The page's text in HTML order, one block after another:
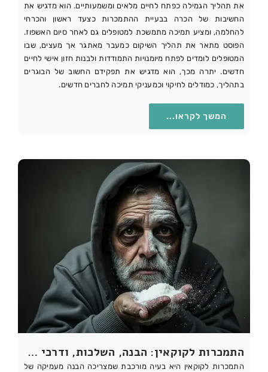
את תהליך הגמילה כפתח לחיים מלאים ומשמעותיים. הוא מדגיש את
החשיבות של הכרה בבעיית ההתמכרות כצעד ראשון והכרחי
להחלמה, ומציע תמיכה מתמשכת למטופלים גם לאחר סיום האשפוז.
הפוסט מתאר את תהליך השיקום כמעבר מאתגר אך מעצים, שבו
המטופלים לומדים לפתח מיומנויות התמודדות ולבנות חזון אישי לחיים
חדשים. יתרה מכך, הוא מדגיש את תפקידם החשוב של הבוגרים
בתהליך, כמודלים לחיקוי וכמעניקי תמיכה לחברים חדשים.
המשך לקראו...
התמכרות לקוקאין: הבנה, השלכות, ודרכי גמילה
התמכרות לקוקאין היא בעיה מורכבת שמצריכה הבנה מעמיקה של